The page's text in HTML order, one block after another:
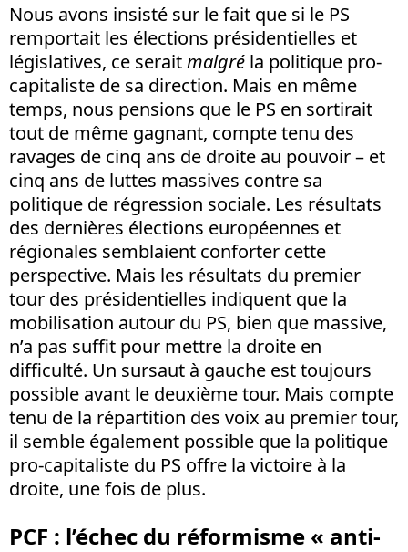
Nous avons insisté sur le fait que si le PS
remportait les élections présidentielles et
législatives, ce seraitmalgré la politique pro-
capitaliste de sa direction. Mais en même
temps, nous pensions que le PS en sortirait
tout de même gagnant, compte tenu des
ravages de cinq ans de droite au pouvoir – et
cinq ans de luttes massives contre sa
politique de régression sociale. Les résultats
des dernières élections européennes et
régionales semblaient conforter cette
perspective. Mais les résultats du premier
tour des présidentielles indiquent que la
mobilisation autour du PS, bien que massive,
n’a pas suffit pour mettre la droite en
difficulté. Un sursaut à gauche est toujours
possible avant le deuxième tour. Mais compte
tenu de la répartition des voix au premier tour,
il semble également possible que la politique
pro-capitaliste du PS offre la victoire à la
droite, une fois de plus.
PCF : l’échec du réformisme « anti-